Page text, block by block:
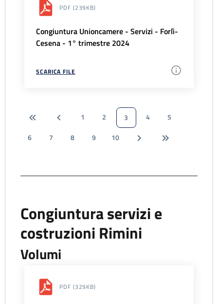
PDF (239KB)
Congiuntura Unioncamere - Servizi - Forlì-
Cesena - 1° trimestre 2024
SCARICA FILE
1 2 3 4
5
6
7 8 9 10
Congiuntura servizi e
costruzioni Rimini
Volumi
PDF (329KB)